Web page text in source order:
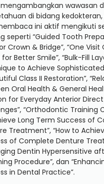
wawasan
di bidang
ini aktif mengikuti
seperti “Guided Tooth
Crown & Bridge”, “One Visit
Better Smile”, “Bulk-Fill
to Achieve
Class II Restoration”,
Oral Health & General
for Everyday Anterior
“Orthodontic Training
Long Term Success of
Treatment”, “How to
of Complete Denture
Dentin Hypersensitive
Procedure”, dan
in Dental Practice”.